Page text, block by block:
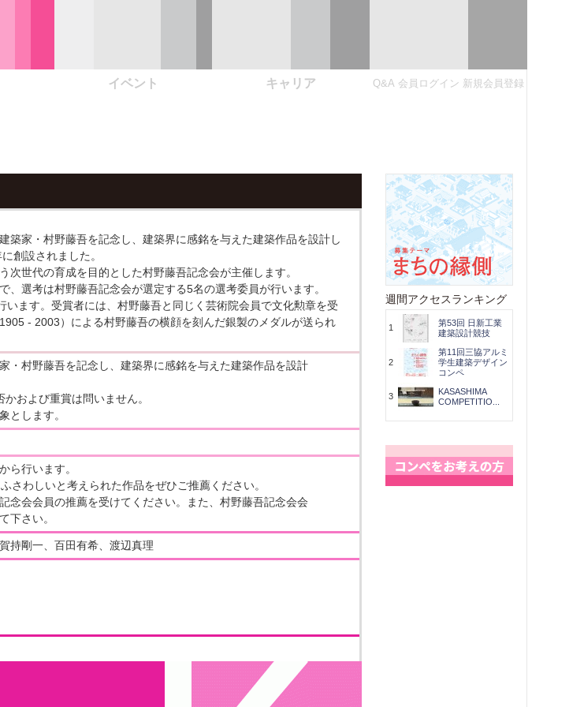
イベント キャリア Q&A 会員ログイン 新規会員登録
築家・村野藤吾を記念し、建築界に感銘を与えた建築作品を設計し
創設されました。
次世代の育成を目的とした村野藤吾記念会が主催します。
選考は村野藤吾記念会が選定する5名の選考委員が行います。
ます。受賞者には、村野藤吾と同じく芸術院会員で文化勲章を受
- 2003）による村野藤吾の横顔を刻んだ銀製のメダルが送られ
・村野藤吾を記念し、建築界に感銘を与えた建築作品を設計
および重賞は問いません。
とします。
ら行います。
さわしいと考えられた作品をぜひご推薦ください。
念会会員の推薦を受けてください。また、村野藤吾記念会会
下さい。
持剛一、百田有希、渡辺真理
週間アクセスランキング
1
第53回 日新工業
建築設計競技
2
第11回三協アルミ
学生建築デザイン
コンペ
3
KASASHIMA
COMPETITIO...